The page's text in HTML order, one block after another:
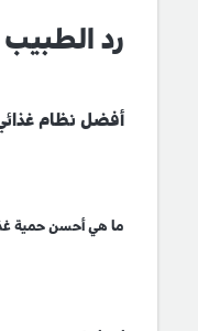
رد الطبيب
أفضل نظام
ما هي أحسن حمية